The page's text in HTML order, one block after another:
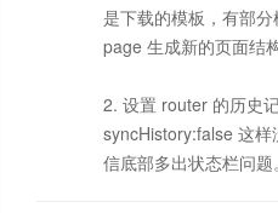
是下载的模板，有部
page 生成新的页面结
2. 设置 router 的历史
syncHistory:false 这
信底部多出状态栏问题。